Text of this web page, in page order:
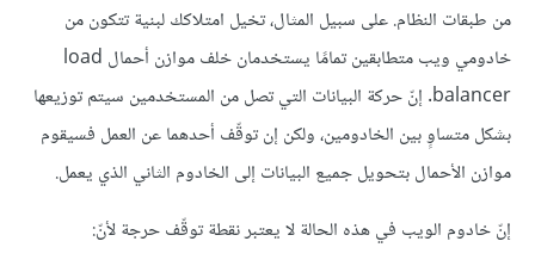
من طبقات النظام. على سبيل المثال، تخيل امتلاكك لبنية تتكون من
خادومي ويب متطابقين تمامًا يستخدمان خلف موازن أحمال load
balancer. إنّ حركة البيانات التي تصل من المستخدمين سيتم توزيعها
بشكل متساوٍ بين الخادومين، ولكن إن توقّف أحدهما عن العمل فسيقوم
موازن الأحمال بتحويل جميع البيانات إلى الخادوم الثاني الذي يعمل.
إنّ خادوم الويب في هذه الحالة لا يعتبر نقطة توقّف حرجة لأنّ: